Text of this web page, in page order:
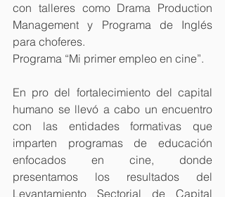
con talleres como Drama Production
Management y Programa de Inglés
para choferes.
Programa “Mi primer empleo en cine”.
En pro del fortalecimiento del capital
humano se llevó a cabo un encuentro
con las entidades formativas que
imparten programas de educación
enfocados en cine, donde
presentamos los resultados del
Levantamiento Sectorial de Capital